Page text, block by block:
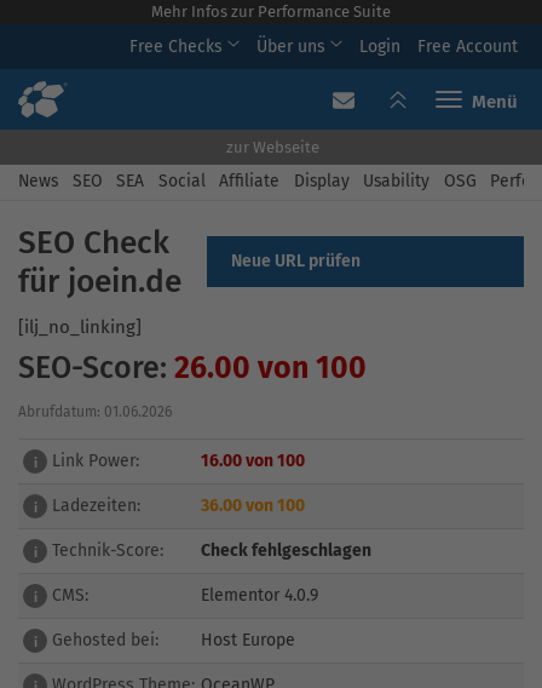
Mehr Infos zur Performance Suite
Free Checks Über uns Login Free Account
Toggle
zur Webseite
News SEO SEA Social Affiliate Display Usability OSG
SEO Check
für joein.de
Neue URL prüfen
[ilj_no_linking]
SEO-Score: 26.00 von 100
Abrufdatum: 01.06.2026
i Link Power: 16.00 von 100
i Ladezeiten: 36.00 von 100
i Technik-Score: Check fehlgeschlagen
i CMS: Elementor 4.0.9
i Gehosted bei: Host Europe